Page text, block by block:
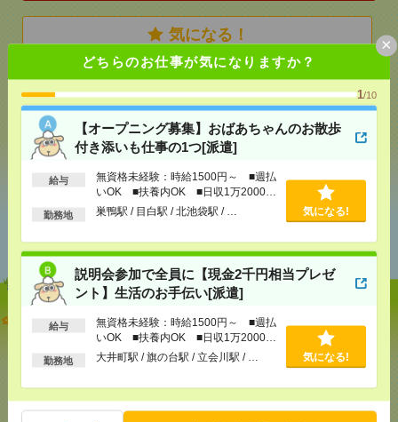
どちらのお仕事が気になりますか？
1/10
【オープニング募集】おばあちゃんのお散歩
付き添いも仕事の1つ[派遣]
給与
無資格未経験：時給1500円～ ■週払
いOK ■扶養内OK ■日収1万2000円
以上
勤務地 巣鴨駅 / 目白駅 / 北池袋駅 / … 気になる!
説明会参加で全員に【現金2千円相当プレゼ
ント】生活のお手伝い[派遣]
給与
無資格未経験：時給1500円～ ■週払
いOK ■扶養内OK ■日収1万2000円
以上
勤務地 大井町駅 / 旗の台駅 / 立会川駅 / … 気になる!
×
気になる！
メールで送る LINEで送る
シェア ツイート
おすすめ
【オープニング募集】おばあちゃんのお散歩付き添
いも仕事の1つ[派遣]
[給 与]無資格未経験：時給1500円～ ■週払い
[交通費]交通費全額支給
気になる！